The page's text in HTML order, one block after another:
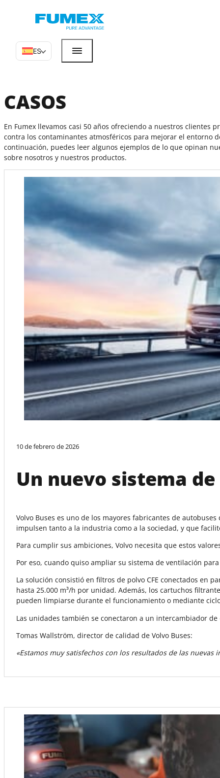
ES
CASOS
En Fumex llevamos casi 50 años ofreciendo a nuestros clientes
contra los contaminantes atmosféricos para mejorar el entorno
continuación, puedes leer algunos ejemplos de lo que opinan
sobre nosotros y nuestros productos.
10 de febrero de 2026
Un nuevo sistema
Volvo Buses es uno de los mayores fabricantes de
impulsen tanto a la industria como a la sociedad, y que
Para cumplir sus ambiciones, Volvo necesita que estos
Por eso, cuando quiso ampliar su sistema de ventilación
La solución consistió en filtros de polvo CFE conectados en
hasta 25.000 m³/h por unidad. Además, los cartuchos
pueden limpiarse durante el funcionamiento o mediante
Las unidades también se conectaron a un intercambiador
Tomas Wallström, director de calidad de Volvo Buses:
«Estamos muy satisfechos con los resultados de las